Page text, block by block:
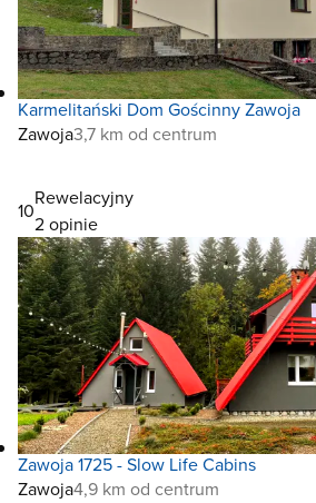
Karmelitański Dom Gościnny Zawoja
Zawoja3,7 km od centrum
10
Rewelacyjny
2 opinie
Zawoja 1725 - Slow Life Cabins
Zawoja4,9 km od centrum